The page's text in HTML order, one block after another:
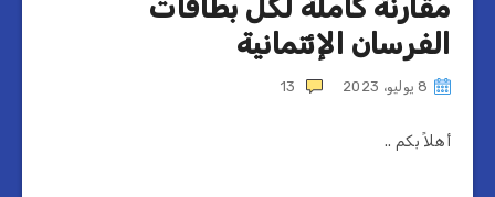
مقارنة كاملة لكل بطاقات
الفرسان الإئتمانية
8 يوليو، 2023 13
أهلاً بكم ..